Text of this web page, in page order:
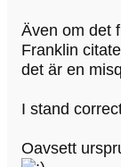
Även om det
Franklin
det är en
I stand
Oavsett